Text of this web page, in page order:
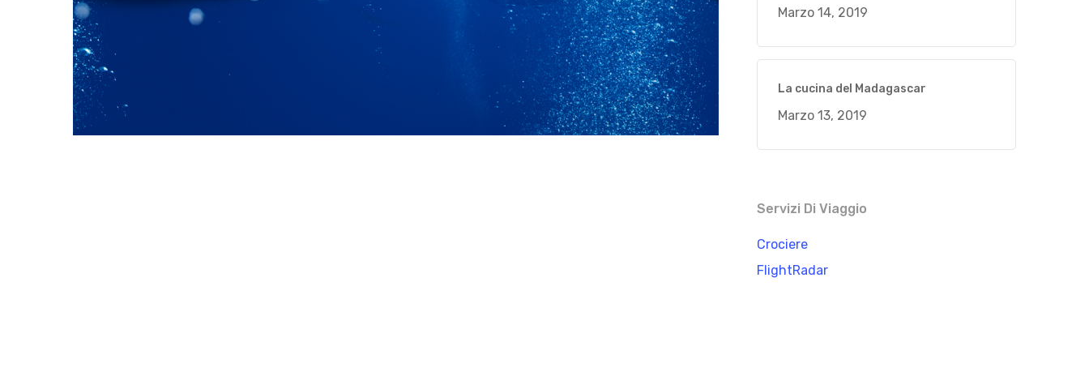
Marzo 14, 2019
La cucina del Madagascar
Marzo 13, 2019
Servizi Di Viaggio
Crociere
FlightRadar